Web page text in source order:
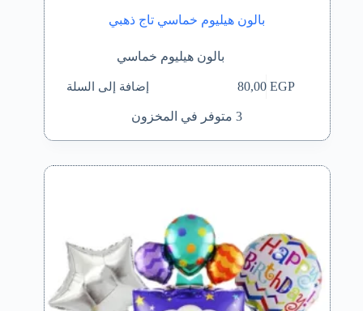
بالون هيليوم خماسي تاج ذهبي
بالون هيليوم خماسي
80,00EGP إضافة إلى السلة
3 متوفر في المخزون